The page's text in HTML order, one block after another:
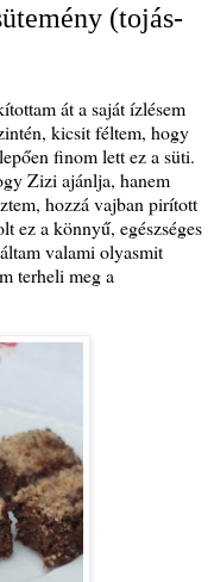
(tojás-
át a saját ízlésem
kicsit féltem, hogy
finom lett ez a süti.
Zizi ajánlja, hanem
hozzá vajban pirított
ez a könnyű, egészséges
valami olyasmit
terheli meg a